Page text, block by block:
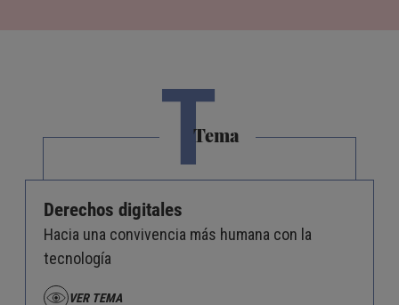
TTema
Derechos digitales
Hacia una convivencia más humana con la
tecnología
VER TEMA